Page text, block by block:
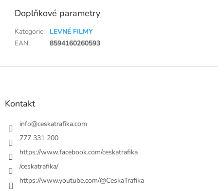
Doplňkové parametry
Kategorie: LEVNÉ FILMY
EAN: 8594160260593
Z
Kontakt
info@ceskatrafika.com
777 331 200
https://www.facebook.com/ceskatrafika
/ceskatrafika/
https://www.youtube.com/@CeskaTrafika